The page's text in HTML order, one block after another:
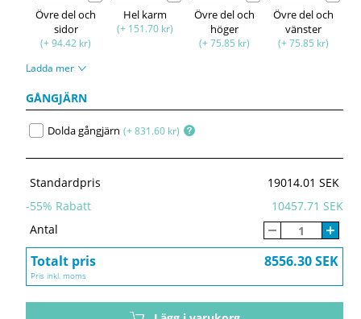
Övre del och
sidor
(+ 94.42 kr)
Hel karm
(+ 151.70 kr)
Övre del och
höger
(+ 75.85 kr)
Övre del och
vänster
(+ 75.85 kr)
Ladda mer
GÅNGJÄRN
Dolda gångjärn (+ 831.60 kr)
Standardpris
19014.01 SEK
-55% Rabatt
10457.71 SEK
Antal
Totalt pris 8556.30 SEK
Pris inkl. moms